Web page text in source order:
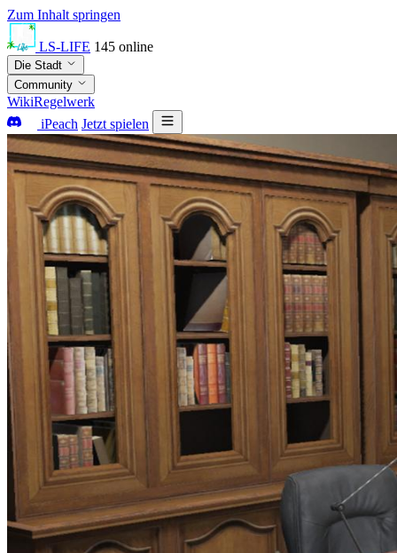
Zum Inhalt springen
LS-LIFE 145 online
Die Stadt
Community
WikiRegelwerk
iPeach Jetzt spielen